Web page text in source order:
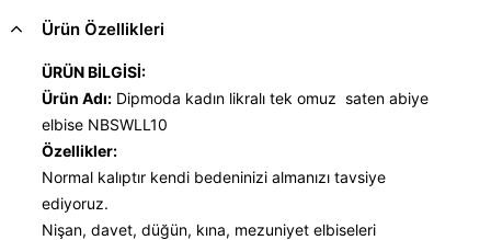
Ürün Özellikleri
ÜRÜN BİLGİSİ:
Ürün Adı: Dipmoda kadın likralı tek omuz saten abiye
elbise NBSWLL10
Özellikler:
Normal kalıptır kendi bedeninizi almanızı tavsiye
ediyoruz.
Nişan, davet, düğün, kına, mezuniyet elbiseleri